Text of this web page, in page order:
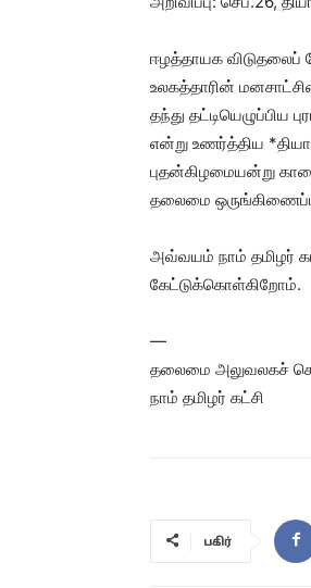
ஈழத்தாயக விடுதலைப்
உலகத்தாரின்
தந்து தட்டியெழுப்பிய
என்று உணர்த்திய
புதன்கிழமையன்று
தலைமை
அவ்வயம் நாம் தமிழர்
கேட்டுக்கொள்கிறோம்.
—
தலைமை அலுவலகச்
நாம் தமிழர் கட்சி
பகிர்